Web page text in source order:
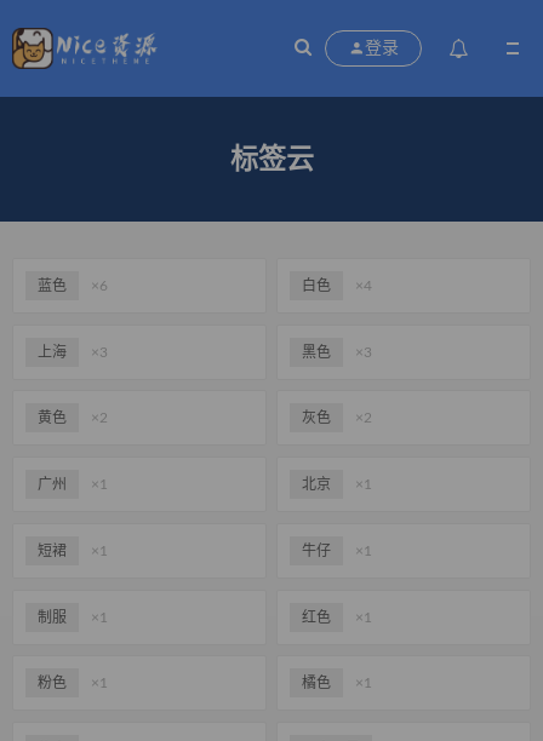
登录
标签云
蓝色 ×6 白色 ×4
上海 ×3 黑色 ×3
黄色 ×2 灰色 ×2
广州 ×1 北京 ×1
短裙 ×1 牛仔 ×1
制服 ×1 红色 ×1
粉色 ×1 橘色 ×1